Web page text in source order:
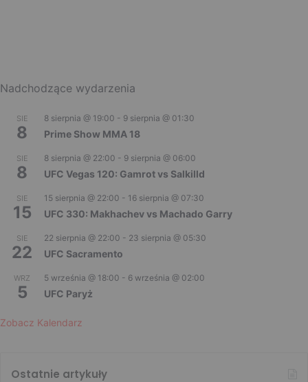
Nadchodzące wydarzenia
SIE
8
8 sierpnia @ 19:00 - 9 sierpnia @ 01:30
Prime Show MMA 18
SIE
8
8 sierpnia @ 22:00 - 9 sierpnia @ 06:00
UFC Vegas 120: Gamrot vs Salkilld
SIE
15
15 sierpnia @ 22:00 - 16 sierpnia @ 07:30
UFC 330: Makhachev vs Machado Garry
SIE
22
22 sierpnia @ 22:00 - 23 sierpnia @ 05:30
UFC Sacramento
WRZ
5
5 września @ 18:00 - 6 września @ 02:00
UFC Paryż
Zobacz Kalendarz
Ostatnie artykuły